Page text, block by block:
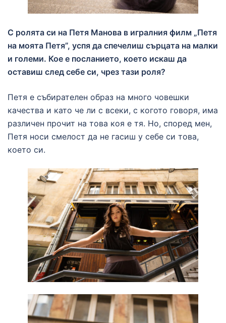
С ролята си на Петя Манова в игралния филм „Петя
на моята Петя”, успя да спечелиш сърцата на малки
и големи. Кое е посланието, което искаш да
оставиш след себе си, чрез тази роля?
Петя е събирателен образ на много човешки
качества и като че ли с всеки, с когото говоря, има
различен прочит на това коя е тя. Но, според мен,
Петя носи смелост да не гасиш у себе си това,
което си.